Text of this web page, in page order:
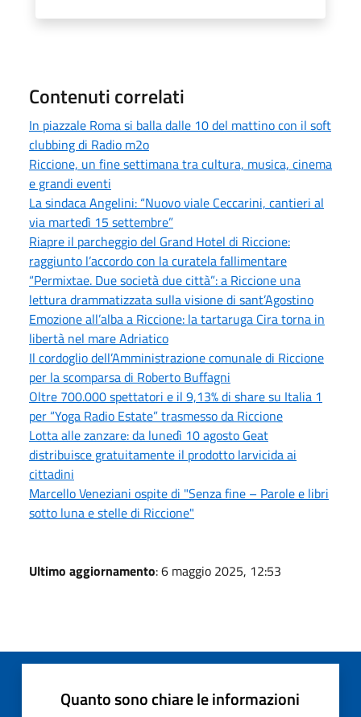
Contenuti correlati
In piazzale Roma si balla dalle 10 del mattino con il soft
clubbing di Radio m2o
Riccione, un fine settimana tra cultura, musica, cinema
e grandi eventi
La sindaca Angelini: “Nuovo viale Ceccarini, cantieri al
via martedì 15 settembre”
Riapre il parcheggio del Grand Hotel di Riccione:
raggiunto l’accordo con la curatela fallimentare
“Permixtae. Due società due città”: a Riccione una
lettura drammatizzata sulla visione di sant’Agostino
Emozione all’alba a Riccione: la tartaruga Cira torna in
libertà nel mare Adriatico
Il cordoglio dell’Amministrazione comunale di Riccione
per la scomparsa di Roberto Buffagni
Oltre 700.000 spettatori e il 9,13% di share su Italia 1
per “Yoga Radio Estate” trasmesso da Riccione
Lotta alle zanzare: da lunedì 10 agosto Geat
distribuisce gratuitamente il prodotto larvicida ai
cittadini
Marcello Veneziani ospite di "Senza fine – Parole e libri
sotto luna e stelle di Riccione"
Ultimo aggiornamento: 6 maggio 2025, 12:53
Quanto sono chiare le informazioni